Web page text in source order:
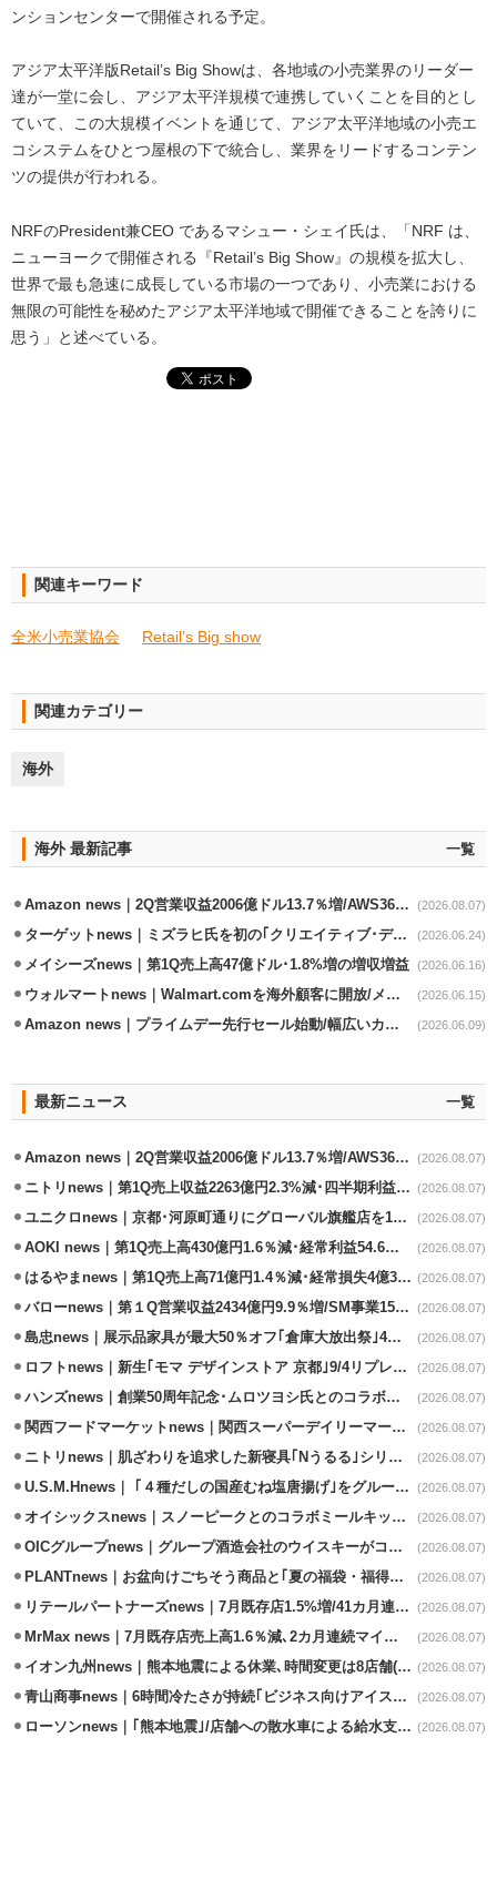
ンションセンターで開催される予定。
アジア太平洋版Retail’s Big Showは、各地域の小売業界のリーダー
達が一堂に会し、アジア太平洋規模で連携していくことを目的とし
ていて、この大規模イベントを通じて、アジア太平洋地域の小売エ
コシステムをひとつ屋根の下で統合し、業界をリードするコンテン
ツの提供が行われる。
NRFのPresident兼CEO であるマシュー・シェイ氏は、「NRF は、
ニューヨークで開催される『Retail’s Big Show』の規模を拡大し、
世界で最も急速に成長している市場の一つであり、小売業における
無限の可能性を秘めたアジア太平洋地域で開催できることを誇りに
思う」と述べている。
関連キーワード
全米小売業協会 Retail’s Big show
関連カテゴリー
海外
海外 最新記事 一覧
Amazon news｜2Q営業収益2006億ドル13.7％増/AWS36.8％％増が貢献 (2026.08.07)
ターゲットnews｜ミズラヒ氏を初の｢クリエイティブ･ディレクター｣に起用 (2026.06.24)
メイシーズnews｜第1Q売上高47億ドル･1.8%増の増収増益 (2026.06.16)
ウォルマートnews｜Walmart.comを海外顧客に開放/メキシコへ配送開始 (2026.06.15)
Amazon news｜プライムデー先行セール始動/幅広いカテゴリーで割引き (2026.06.09)
最新ニュース 一覧
Amazon news｜2Q営業収益2006億ドル13.7％増/AWS36.8％％増が貢献 (2026.08.07)
ニトリnews｜第1Q売上収益2263億円2.3%減･四半期利益1.4％減 (2026.08.07)
ユニクロnews｜京都･河原町通りにグローバル旗艦店を11/6開設 (2026.08.07)
AOKI news｜第1Q売上高430億円1.6％減･経常利益54.6％減 (2026.08.07)
はるやまnews｜第1Q売上高71億円1.4％減･経常損失4億3800万円 (2026.08.07)
バローnews｜第１Q営業収益2434億円9.9％増/SM事業15.5％増と絶好調 (2026.08.07)
島忠news｜展示品家具が最大50％オフ｢倉庫大放出祭｣4店舗限定で開催 (2026.08.07)
ロフトnews｜新生｢モマ デザインストア 京都｣9/4リプレイスオープン (2026.08.07)
ハンズnews｜創業50周年記念･ムロツヨシ氏とのコラボ企画｢ムロハンズ｣開催 (2026.08.07)
関西フードマーケットnews｜関西スーパーデイリーマート蒲生店8/7改装 (2026.08.07)
ニトリnews｜肌ざわりを追求した新寝具｢Nうるる｣シリーズを発売 (2026.08.07)
U.S.M.Hnews｜ ｢４種だしの国産むね塩唐揚げ｣をグループ610店で共同販促 (2026.08.07)
オイシックスnews｜スノーピークとのコラボミールキット8/13発売 (2026.08.07)
OICグループnews｜グループ酒造会社のウイスキーがコンペティション受賞 (2026.08.07)
PLANTnews｜お盆向けごちそう商品と｢夏の福袋・福得カート｣8/8から開催 (2026.08.07)
リテールパートナーズnews｜7月既存店1.5%増/41カ月連続増 (2026.08.07)
MrMax news｜7月既存店売上高1.6％減､2カ月連続マイナス (2026.08.07)
イオン九州news｜熊本地震による休業､時間変更は8店舗(8/7時点) (2026.08.07)
青山商事news｜6時間冷たさが持続｢ビジネス向けアイスベスト｣発売 (2026.08.07)
ローソンnews｜｢熊本地震｣/店舗への散水車による給水支援を開始 (2026.08.07)